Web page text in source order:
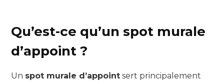
Qu’est-ce qu’un spot murale
d’appoint ?
Un spot murale d’appoint sert principalement